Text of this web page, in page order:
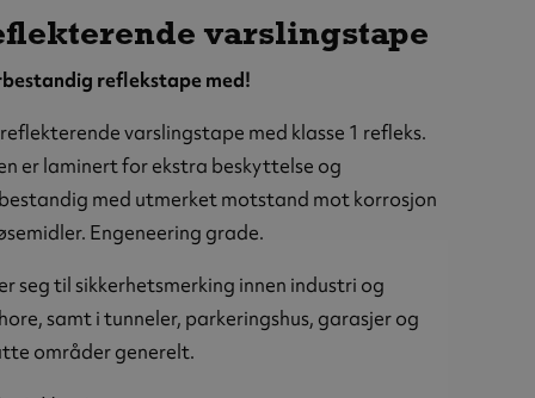
varslingstape
reflekstape med!
varslingstape med klasse 1 refleks.
er laminert for ekstra beskyttelse og
med utmerket motstand mot korrosjon
Engeneering grade.
seg til sikkerhetsmerking innen industri og
samt i tunneler, parkeringshus, garasjer og
områder generelt.